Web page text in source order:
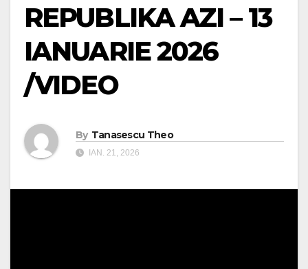
REPUBLIKA AZI – 13
IANUARIE 2026
/VIDEO
By Tanasescu Theo
IAN. 21, 2026